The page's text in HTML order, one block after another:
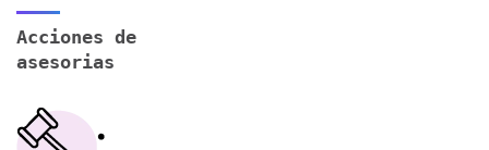
Acciones de
asesorias